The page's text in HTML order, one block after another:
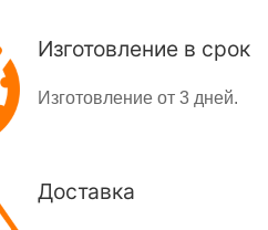
Изготовление в срок
Изготовление от 3 дней.
Доставка